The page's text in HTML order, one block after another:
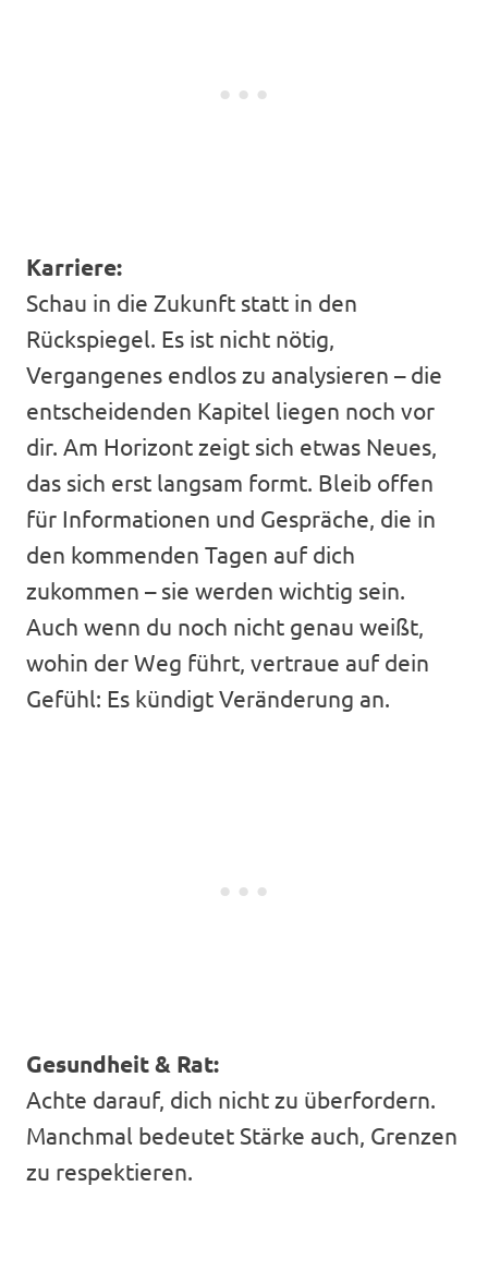
Karriere:
Schau in die Zukunft statt in den
Rückspiegel. Es ist nicht nötig,
Vergangenes endlos zu analysieren – die
entscheidenden Kapitel liegen noch vor
dir. Am Horizont zeigt sich etwas Neues,
das sich erst langsam formt. Bleib offen
für Informationen und Gespräche, die in
den kommenden Tagen auf dich
zukommen – sie werden wichtig sein.
Auch wenn du noch nicht genau weißt,
wohin der Weg führt, vertraue auf dein
Gefühl: Es kündigt Veränderung an.
Gesundheit & Rat:
Achte darauf, dich nicht zu überfordern.
Manchmal bedeutet Stärke auch, Grenzen
zu respektieren.